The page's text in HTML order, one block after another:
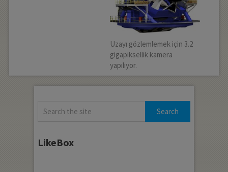
Uzayı gözlemlemek için 3.2
gigapiksellik kamera
yapılıyor.
LikeBox